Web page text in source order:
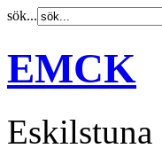
sök...
EMCK